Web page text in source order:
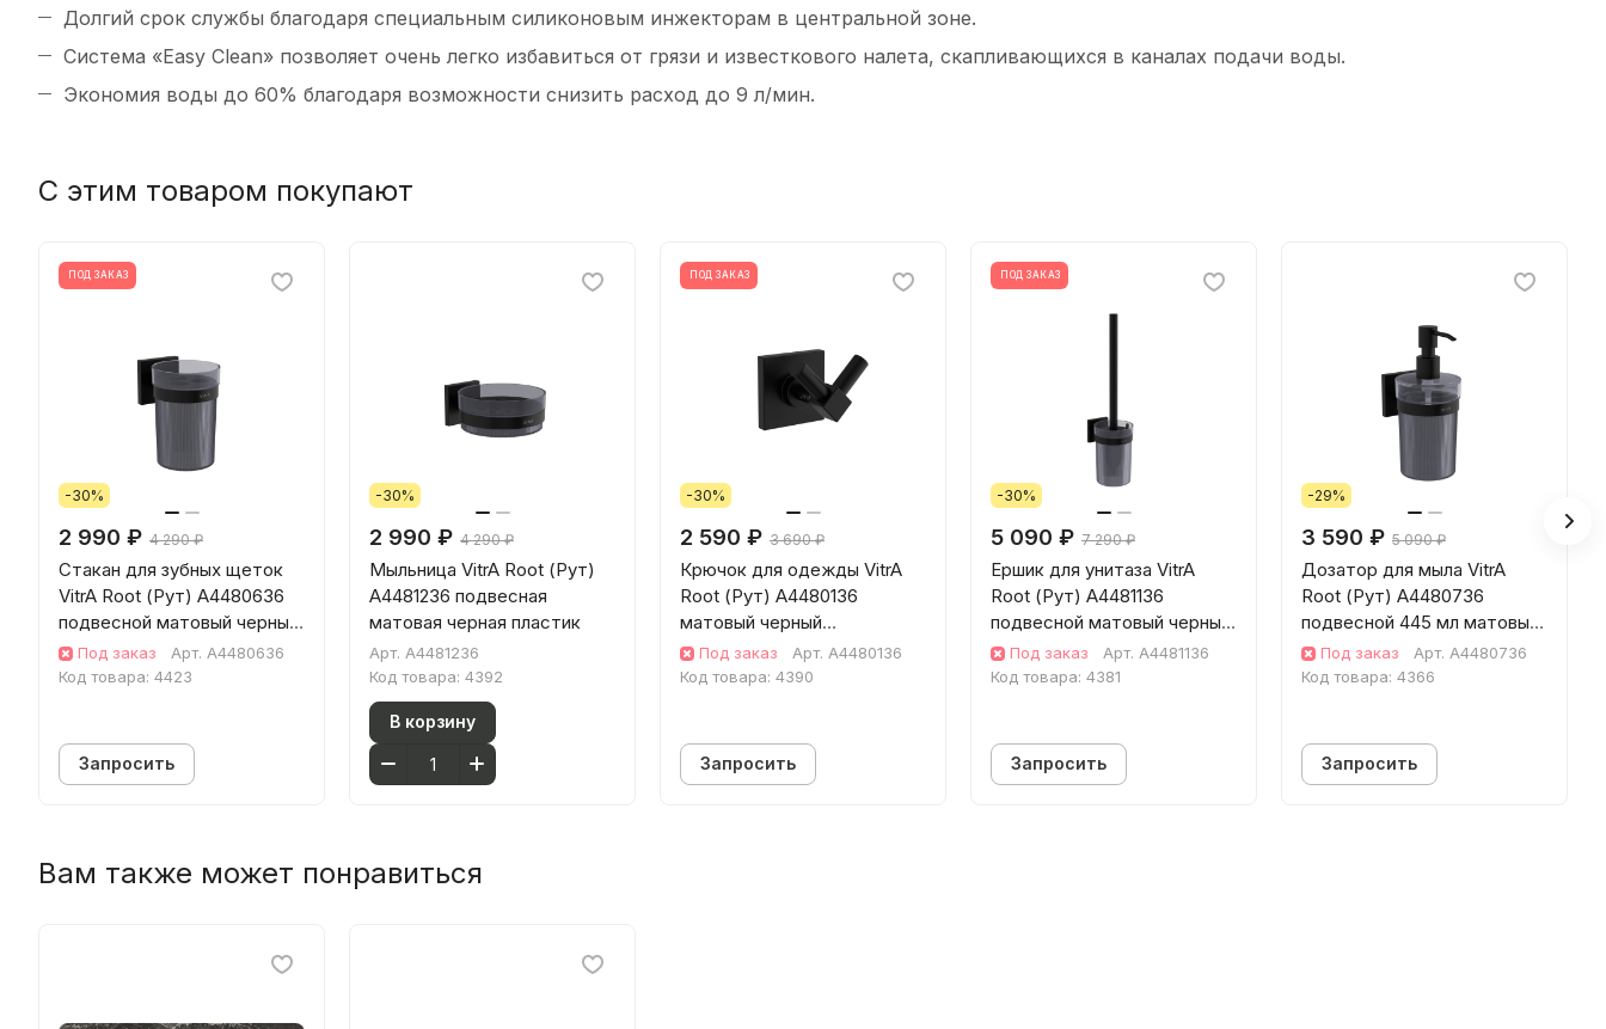
Долгий срок службы благодаря специальным силиконовым инжекторам в центральной зоне.
Система «Easy Clean» позволяет очень легко избавиться от грязи и известкового налета, скапливающихся в каналах подачи воды.
Экономия воды до 60% благодаря возможности снизить расход до 9 л/мин.
С этим товаром покупают
ПОД ЗАКАЗ
-30%
2 990 ₽ 4 290 ₽
Стакан для зубных щеток
VitrA Root (Рут) A4480636
подвесной матовый черный
пластик
Под заказ Арт. A4480636
Код товара: 4423
Запросить
-30%
2 990 ₽ 4 290 ₽
Мыльница VitrA Root (Рут)
A4481236 подвесная
матовая черная пластик
Арт. A4481236
Код товара: 4392
В корзину
ПОД ЗАКАЗ
-30%
2 590 ₽ 3 690 ₽
Крючок для одежды VitrA
Root (Рут) A4480136
матовый черный
нержавеющая сталь
Под заказ Арт. A4480136
Код товара: 4390
Запросить
ПОД ЗАКАЗ
-30%
5 090 ₽ 7 290 ₽
Ершик для унитаза VitrA
Root (Рут) A4481136
подвесной матовый черный
нержавеющая сталь
Под заказ Арт. A4481136
Код товара: 4381
Запросить
-29%
3 590 ₽ 5 090 ₽
Дозатор для мыла VitrA
Root (Рут) A4480736
подвесной 445 мл матовый
черный пластик
Под заказ Арт. A4480736
Код товара: 4366
Запросить
Вам также может понравиться